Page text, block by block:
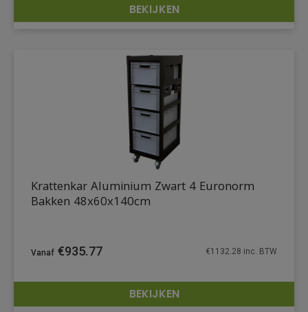
DETAILS
BEKIJKEN
DETAILS
Krattenkar Aluminium Zwart 4 Euronorm
Bakken 48x60x140cm
€935.77 €1132.28 inc. BTW
BEKIJKEN